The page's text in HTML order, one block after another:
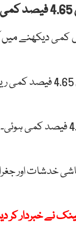
کمی دیکھنے
خدشات اور
نے خبردار کر